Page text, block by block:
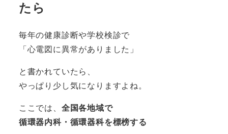
たら
毎年の健康診断や学校検診で
「心電図に異常がありました」
と書かれていたら、
やっぱり少し気になりますよね。
ここでは、 全国各地域で
循環器内科・循環器科を標榜する